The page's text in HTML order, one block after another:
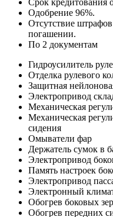
Одобрение 96%.
Отсутствие
погашении.
По 2 документам
Гидроусилитель
Отделка рулевого
Защитная
Электропривод
Механическая
Механическая
сидения
Омыватели фар
Держатель сумок в
Электропривод
Память настроек
Электропривод
Электронный
Обогрев боковых
Обогрев передних